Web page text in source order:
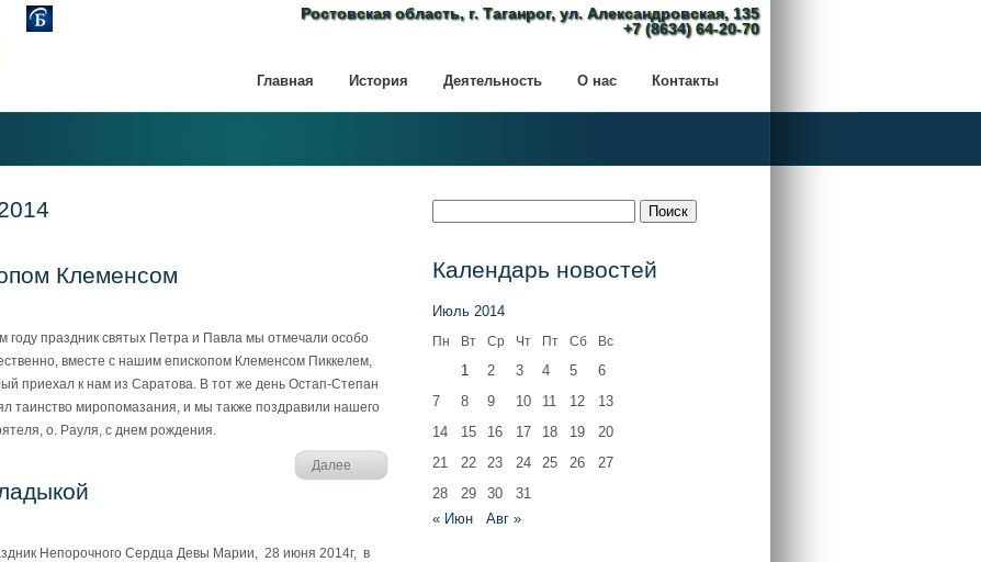
Ростовская область, г. Таганрог, ул. Александровская, 135
+7 (8634) 64-20-70
Главная История Деятельность О нас Контакты
Клеменсом
году праздник святых Петра и Павла мы отмечали особо
вместе с нашим епископом Клеменсом Пиккелем,
приехал к нам из Саратова. В тот же день Остап-Степан
таинство миропомазания, и мы также поздравили нашего
о. Рауля, с днем рождения.
Далее
Непорочного Сердца Девы Марии, 28 июня 2014г, в
Календарь новостей
Июль 2014
Пн Вт Ср Чт Пт Сб Вс
1 2 3 4 5
6
7
8 9 10 11 12
13
14
15 16 17 18 19
20
21
22 23 24 25 26
27
28
29 30
31
« Июн
Авг »